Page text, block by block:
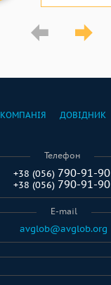
КОМПАНІЯ ДОВІДНИК
Телефон
+38 (056) 790-91-90
+38 (056) 790-91-90
E-mail
avglob@avglob.org